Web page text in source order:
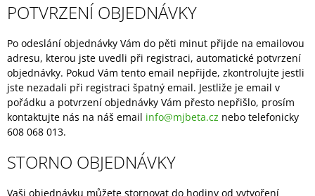
POTVRZENÍ OBJEDNÁVKY
Po odeslání objednávky Vám do pěti minut přijde na emailovou
adresu, kterou jste uvedli při registraci, automatické potvrzení
objednávky. Pokud Vám tento email nepřijde, zkontrolujte jestli
jste nezadali při registraci špatný email. Jestliže je email v
pořádku a potvrzení objednávky Vám přesto nepřišlo, prosím
kontaktujte nás na náš email info@mjbeta.cz nebo telefonicky
608 068 013.
STORNO OBJEDNÁVKY
Vaši objednávku můžete stornovat do hodiny od vytvoření
A
J
Í
T
?
HLEDAT